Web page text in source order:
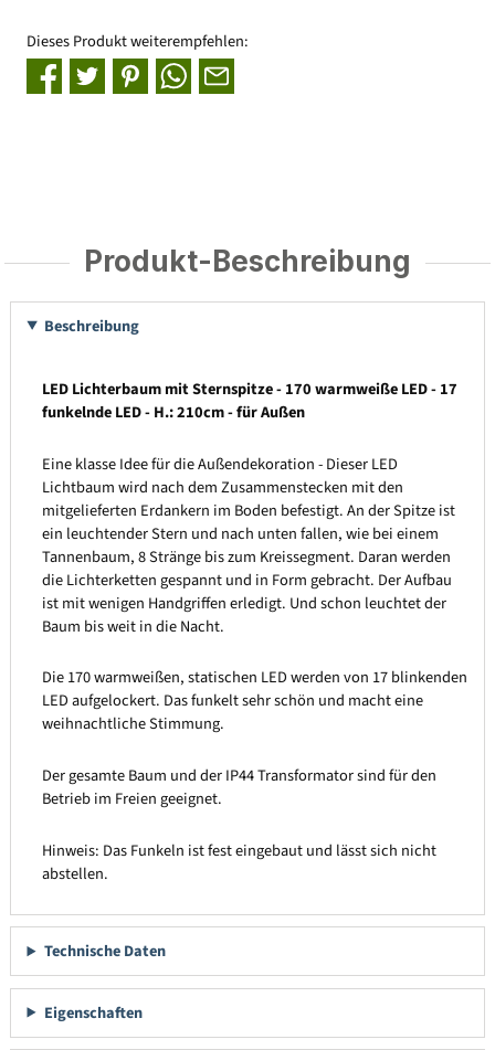
Dieses Produkt weiterempfehlen:
Produkt-Beschreibung
Beschreibung
LED Lichterbaum mit Sternspitze - 170 warmweiße LED - 17
funkelnde LED - H.: 210cm - für Außen
Eine klasse Idee für die Außendekoration - Dieser LED
Lichtbaum wird nach dem Zusammenstecken mit den
mitgelieferten Erdankern im Boden befestigt. An der Spitze ist
ein leuchtender Stern und nach unten fallen, wie bei einem
Tannenbaum, 8 Stränge bis zum Kreissegment. Daran werden
die Lichterketten gespannt und in Form gebracht. Der Aufbau
ist mit wenigen Handgriffen erledigt. Und schon leuchtet der
Baum bis weit in die Nacht.
Die 170 warmweißen, statischen LED werden von 17 blinkenden
LED aufgelockert. Das funkelt sehr schön und macht eine
weihnachtliche Stimmung.
Der gesamte Baum und der IP44 Transformator sind für den
Betrieb im Freien geeignet.
Hinweis: Das Funkeln ist fest eingebaut und lässt sich nicht
abstellen.
Technische Daten
Eigenschaften